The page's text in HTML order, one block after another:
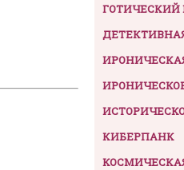
КИБЕРПАНК